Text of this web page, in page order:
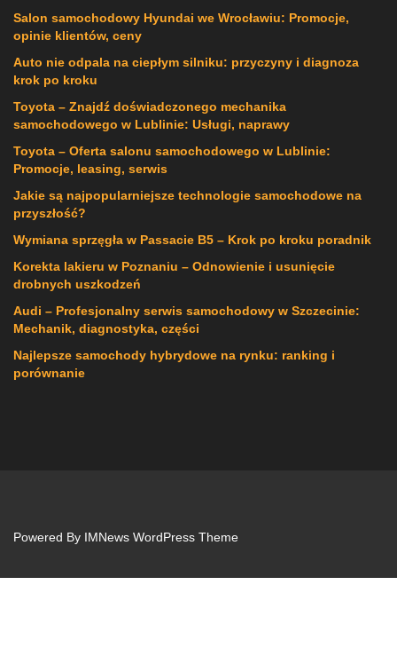
Salon samochodowy Hyundai we Wrocławiu: Promocje,
opinie klientów, ceny
Auto nie odpala na ciepłym silniku: przyczyny i diagnoza
krok po kroku
Toyota – Znajdź doświadczonego mechanika
samochodowego w Lublinie: Usługi, naprawy
Toyota – Oferta salonu samochodowego w Lublinie:
Promocje, leasing, serwis
Jakie są najpopularniejsze technologie samochodowe na
przyszłość?
Wymiana sprzęgła w Passacie B5 – Krok po kroku poradnik
Korekta lakieru w Poznaniu – Odnowienie i usunięcie
drobnych uszkodzeń
Audi – Profesjonalny serwis samochodowy w Szczecinie:
Mechanik, diagnostyka, części
Najlepsze samochody hybrydowe na rynku: ranking i
porównanie
Powered By IMNews WordPress Theme